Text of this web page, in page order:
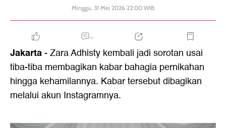
Minggu, 31 Mei 2026 22:00 WIB
...
Jakarta- Zara Adhisty kembali jadi sorotan usai
tiba-tiba membagikan kabar bahagia pernikahan
hingga kehamilannya. Kabar tersebut dibagikan
melalui akun Instagramnya.